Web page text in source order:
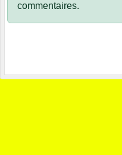
commentaires.